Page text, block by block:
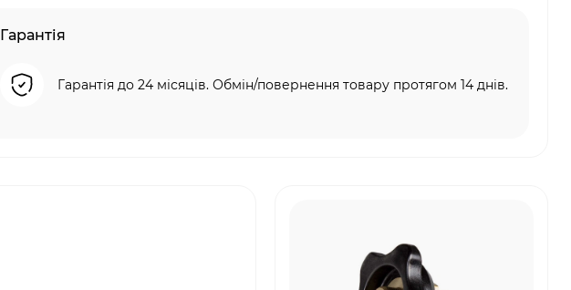
Гарантія
Гарантія до 24 місяців. Обмін/повернення товару протягом 14 днів.